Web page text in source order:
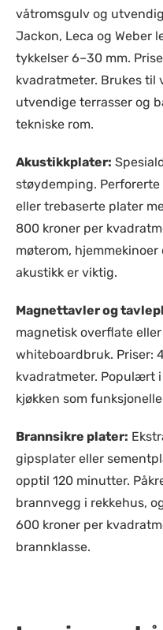
våtromsgulv og
Jackon, Leca og Weber
tykkelser 6–30 mm.
kvadratmeter. Brukes til
utvendige terrasser og
tekniske rom.
Akustikkplater:
støydemping.
eller trebaserte plater
800 kroner per
møterom,
akustikk er viktig.
Magnettavler og
magnetisk overflate
whiteboardbruk. Priser:
kvadratmeter. Populært
kjøkken som
Brannsikre plater:
gipsplater eller
opptil 120 minutter.
brannvegg i rekkehus,
600 kroner per
brannklasse.